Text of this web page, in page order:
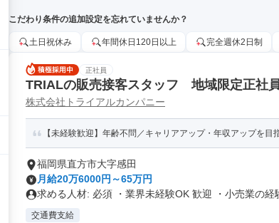
こだわり条件の追加設定を忘れていませんか？
土日祝休み 年間休日120日以上 完全週休2日制
正社員
TRIALの販売接客スタッフ 地域限定正社
株式会社トライアルカンパニー
【未経験歓迎】年齢不問／キャリアアップ・年収アップを
福岡県直方市大字感田
月給20万6000円～65万円
求める人材: 必須 ・業界未経験OK 歓迎 ・小売業の経
交通費支給